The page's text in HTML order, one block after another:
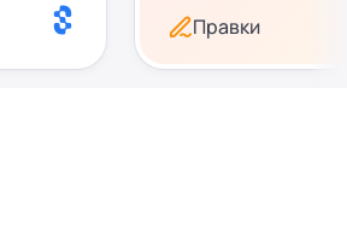
Правки